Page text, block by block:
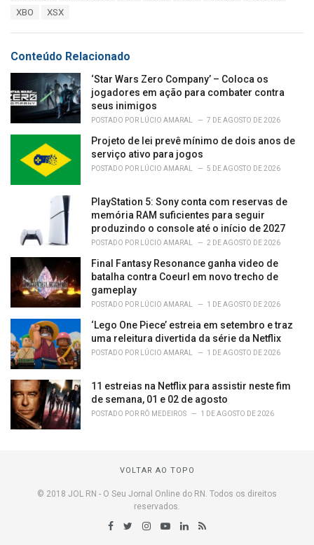
i
e
:
XBO
XSX
Conteúdo Relacionado
‘Star Wars Zero Company’ – Coloca os
jogadores em ação para combater contra
seus inimigos
POSTADO POR LÚCIO AMARAL 7 DE AGOSTO DE 2026
Projeto de lei prevê mínimo de dois anos de
serviço ativo para jogos
POSTADO POR LÚCIO AMARAL 5 DE AGOSTO DE 2026
PlayStation 5: Sony conta com reservas de
memória RAM suficientes para seguir
produzindo o console até o início de 2027
POSTADO POR LÚCIO AMARAL 2 DE AGOSTO DE 2026
Final Fantasy Resonance ganha video de
batalha contra Coeurl em novo trecho de
gameplay
POSTADO POR LÚCIO AMARAL 1 DE AGOSTO DE 2026
‘Lego One Piece’ estreia em setembro e traz
uma releitura divertida da série da Netflix
POSTADO POR LÚCIO AMARAL 1 DE AGOSTO DE 2026
11 estreias na Netflix para assistir neste fim
de semana, 01 e 02 de agosto
POSTADO POR RÔ MEDEIROS 1 DE AGOSTO DE 2026
VOLTAR AO TOPO
© 2018 JOL RN - O Seu Jornal Online do RN. Todos os direitos
reservados.